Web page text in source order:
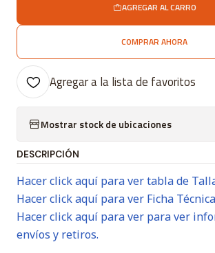
AGREGAR AL CARRO
COMPRAR AHORA
Agregar a la lista de favoritos
Mostrar stock de ubicaciones
DESCRIPCIÓN
Hacer click aquí para ver tabla de
Hacer click aquí para ver Ficha
Hacer click aquí para ver para ver
envíos y retiros.